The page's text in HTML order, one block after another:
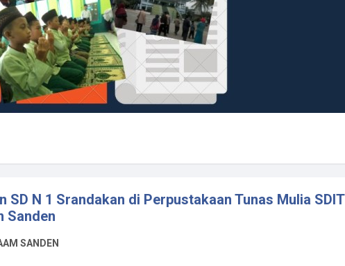
SD N 1 Srandakan di Perpustakaan Tunas Mulia SDIT
Sanden
SANDEN